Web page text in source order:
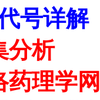
号详解
分析
药理学